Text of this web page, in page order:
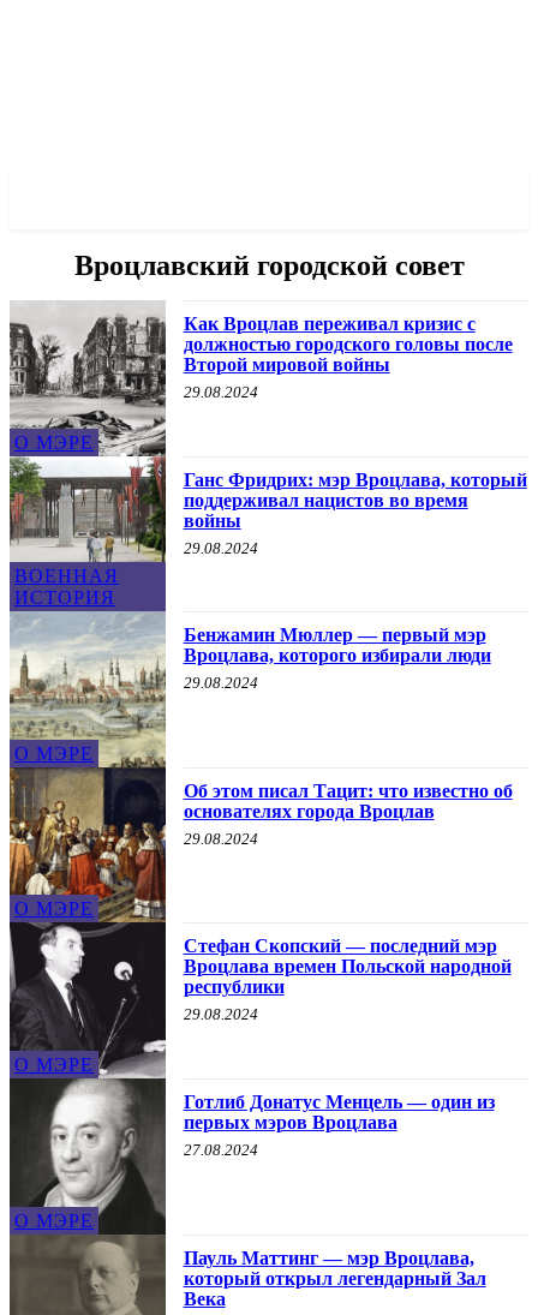
Вроцлавский городской совет
О МЭРЕ
Как Вроцлав переживал кризис с
должностью городского головы после
Второй мировой войны
29.08.2024
ВОЕННАЯ
ИСТОРИЯ
Ганс Фридрих: мэр Вроцлава, который
поддерживал нацистов во время
войны
29.08.2024
О МЭРЕ
Бенжамин Мюллер — первый мэр
Вроцлава, которого избирали люди
29.08.2024
О МЭРЕ
Об этом писал Тацит: что известно об
основателях города Вроцлав
29.08.2024
О МЭРЕ
Стефан Скопский — последний мэр
Вроцлава времен Польской народной
республики
29.08.2024
О МЭРЕ
Готлиб Донатус Менцель — один из
первых мэров Вроцлава
27.08.2024
Пауль Маттинг — мэр Вроцлава,
который открыл легендарный Зал
Века